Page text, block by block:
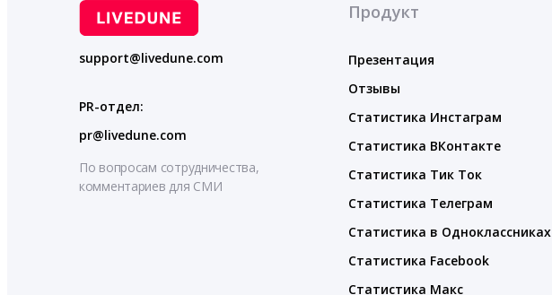
support@livedune.com
PR-отдел:
pr@livedune.com
По вопросам сотрудничества,
комментариев для СМИ
Продукт
Презентация
Отзывы
Статистика Инстаграм
Статистика ВКонтакте
Статистика Тик Ток
Статистика Телеграм
Статистика в Одноклассниках
Статистика Facebook
Статистика Макс